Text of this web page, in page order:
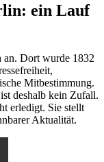
ein Lauf
an. Dort wurde 1832
Mitbestimmung.
deshalb kein Zufall.
erledigt. Sie stellt
Aktualität.